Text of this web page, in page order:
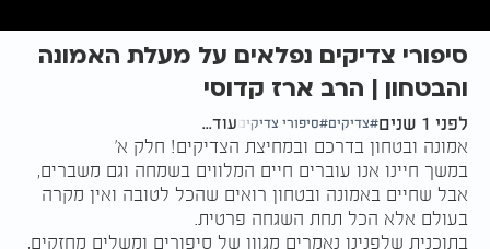
סיפורי צדיקים נפלאים על מעלת האמונה
והבטחון | הרב ארז קדוסי
לפני 1 שנים צדיקים סיפורי צדיקים עוד...
אמונה ובטחון בדרכם ובמחיצת הצדיקים! חלק א'
במשך חיינו אנו עוברים חיים המלווים בשמחה וגם משברים,
אבל שחיים באמונה ובטחון רואים שהכל לטובה ואין מקרה
בעולם אלא הכל תחת השגחה פרטית.
בתוכנית שלפנינו נאמרים מגוון של סיפורים ומשלים מחזקים,